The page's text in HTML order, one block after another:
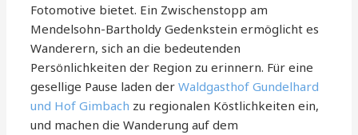
Fotomotive bietet. Ein Zwischenstopp am
Mendelsohn-Bartholdy Gedenkstein ermöglicht es
Wanderern, sich an die bedeutenden
Persönlichkeiten der Region zu erinnern. Für eine
gesellige Pause laden derWaldgasthof Gundelhard
und Hof Gimbach zu regionalen Köstlichkeiten ein,
und machen die Wanderung auf dem